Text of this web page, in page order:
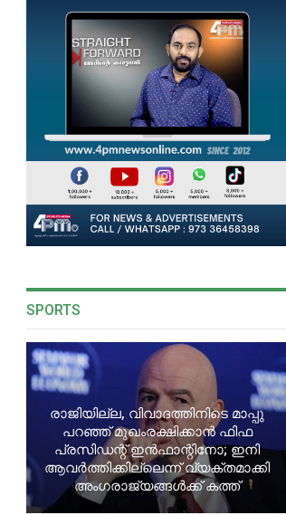
SPORTS
രാജിയില്ല, വിവാദത്തിനിടെ മാപ്പു
പറഞ്ഞ് മുഖംരക്ഷിക്കാൻ ഫിഫ
പ്രസിഡന്റ് ഇൻഫാന്റിനോ; ഇനി
ആവർത്തിക്കില്ലെന്ന് വ്യക്തമാക്കി
അംഗരാജ്യങ്ങൾക്ക് കത്ത്